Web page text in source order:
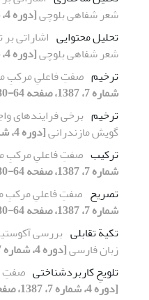
شعر شفاهی بلوچی[دوره 4، شماره 7، 1387، صفحه 28-41]
تحلیل محتوایی اشاراتی
شعر شفاهی بلوچی[دوره 4، شماره 7، 1387، صفحه 28-41]
ترخیم صفتِ فاعلیِ مرکبِ
شماره 7، 1387، صفحه 64-80]
ترخیم برخی فرایندهای
گویش مازندرانی[دوره 4، شماره 7، 1387، صفحه 94-107]
ترکیب صفتِ فاعلیِ مرکبِ
شماره 7، 1387، صفحه 64-80]
تصریح صفتِ فاعلیِ مرکبِ
شماره 7، 1387، صفحه 64-80]
تکیة تقابلی بررسی
زبان فارسی[دوره 4، شماره 7، 1387، صفحه 124-143]
تلویحِ کاربردشناختی صفتِ
[دوره 4، شماره 7، 1387، صفحه 64-80]